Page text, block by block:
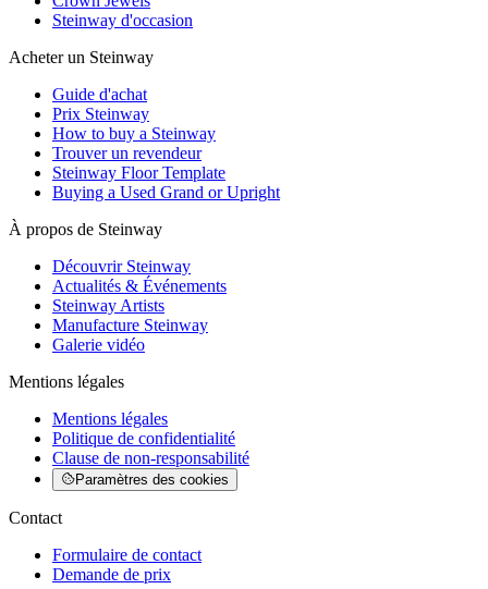
Steinway d'occasion
Acheter un Steinway
Guide d'achat
Prix Steinway
How to buy a Steinway
Trouver un revendeur
Steinway Floor Template
Buying a Used Grand or Upright
À propos de Steinway
Découvrir Steinway
Actualités & Événements
Steinway Artists
Manufacture Steinway
Galerie vidéo
Mentions légales
Mentions légales
Politique de confidentialité
Clause de non-responsabilité
Paramètres des cookies
Contact
Formulaire de contact
Demande de prix